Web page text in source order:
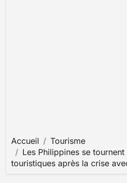
Accueil
Tourisme
Les Philippines se
touristiques après la crise